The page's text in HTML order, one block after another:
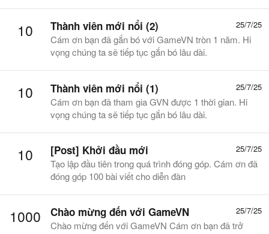
10 25/7/25
Thành viên mới nổi (2)
Cám ơn bạn đã gắn bó với GameVN tròn 1 năm. Hi
vọng chúng ta sẽ tiếp tục gắn bó lâu dài.
10 25/7/25
Thành viên mới nổi (1)
Cám ơn bạn đã tham gia GVN được 1 thời gian. Hi
vọng chúng ta sẽ tiếp tục gắn bó lâu dài.
10 25/7/25
[Post] Khởi đầu mới
Tạo lập đầu tiên trong quá trình đóng góp. Cám ơn đã
đóng góp 100 bài viết cho diễn đàn
1000 25/7/25
Chào mừng đến với GameVN
Chào mừng đến với GameVN Cám ơn bạn đã trở